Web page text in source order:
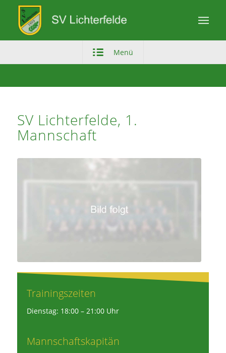
Menü
SV Lichterfelde, 1.
Mannschaft
Trainingszeiten
Dienstag: 18:00 – 21:00 Uhr
Mannschaftskapitän